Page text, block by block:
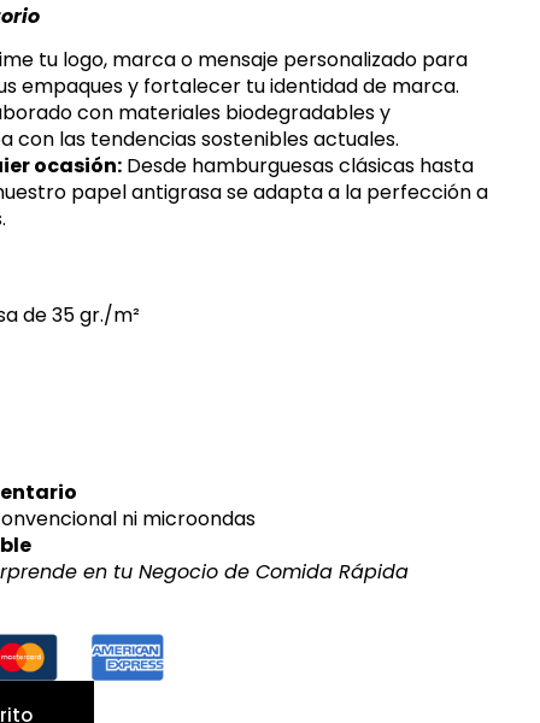
tu logo, marca o mensaje personalizado para
empaques y fortalecer tu identidad de marca.
con materiales biodegradables y
con las tendencias sostenibles actuales.
ocasión: Desde hamburguesas clásicas hasta
papel antigrasa se adapta a la perfección a
de 35 gr./m²
ni microondas
en tu Negocio de Comida Rápida